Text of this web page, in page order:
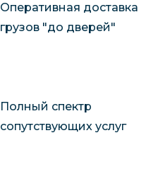
Оперативная доставка
грузов "до дверей"
Полный спектр
сопутствующих услуг